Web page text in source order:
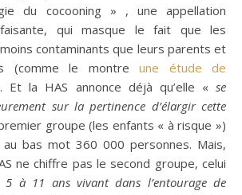
du cocooning » , une appellation
qui masque le fait que les
contaminants que leurs parents et
(comme le montreune étude de
Et la HAS annonce déjà qu’elle «se
sur la pertinence d’élargir cette
groupe (les enfants « à risque »)
bas mot 360 000 personnes. Mais,
ne chiffre pas le second groupe, celui
5 à 11 ans vivant dans l’entourage de